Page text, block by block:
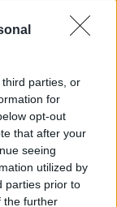
parties, or
for
opt-out
that after your
seeing
utilized by
parties prior to
the further
επίσημων
λόγω της
«την
περιοχές